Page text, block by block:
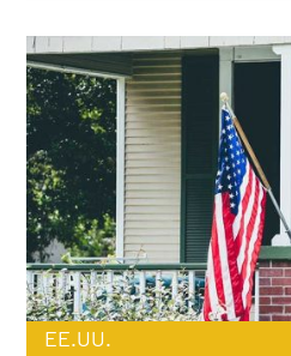
EE.UU.